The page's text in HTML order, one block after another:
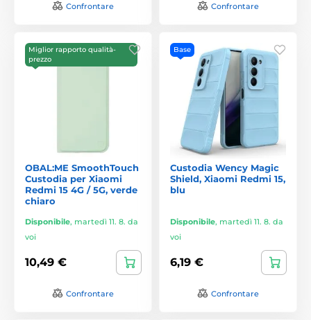
Confrontare Confrontare
Miglior rapporto qualità-
prezzo
OBAL:ME SmoothTouch
Custodia per Xiaomi
Redmi 15 4G / 5G, verde
chiaro
Disponibile, martedì 11. 8. da
voi
10,49 €
Confrontare
Base
Custodia Wency Magic
Shield, Xiaomi Redmi 15,
blu
Disponibile, martedì 11. 8. da
voi
6,19 €
Confrontare